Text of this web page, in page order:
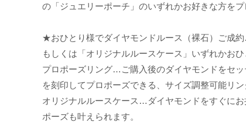
の「ジュエリーポーチ」のいずれかお好きな方を
★おひとり様でダイヤモンドルース（裸石）ご成
もしくは「オリジナルルースケース」いずれかお
プロポーズリング…ご購入後のダイヤモンドをセ
を刻印してプロポーズできる、サイズ調整可能リ
オリジナルルースケース…ダイヤモンドをすぐに
ポーズも叶えられます。